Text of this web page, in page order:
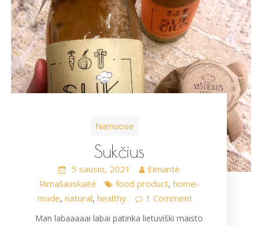
Namuose
Sukčius
5 sausio, 2021
Eimantė
Rimašauskaitė
food product, home-
made, natural, healthy 1 Comment
Man labaaaaai labai patinka lietuviški maisto